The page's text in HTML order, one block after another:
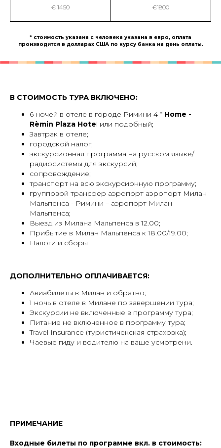
€ 1450 €1800
* стоимость указана с человека указана в евро, оплата
производится в долларах США по курсу банка на день оплаты.
В СТОИМОСТЬ ТУРА ВКЛЮЧЕНО:
6 ночей в отеле в городе Римини 4 * Home -
Rèmin Plaza Hotel или подобный;
Завтрак в отеле;
городской налог;
экскурсионная программа на русском языке/
радиосистемы для экскурсий;
сопровождение;
транспорт на всю экскурсионную программу;
групповой трансфер аэропорт аэропорт Милан
Мальпенса - Римини – аэропорт Милан
Мальпенса;
Выезд из Милана Мальпенса в 12.00;
Прибытие в Милан Мальпенса к 18.00/19.00;
Налоги и сборы
ДОПОЛНИТЕЛЬНО ОПЛАЧИВАЕТСЯ:
Авиабилеты в Милан и обратно;
1 ночь в отеле в Милане по завершении тура;
Экскурсии не включенные в программу тура;
Питание не включенное в программу тура;
Travel Insurance (туристичекская страховка);
Чаевые гиду и водителю на ваше усмотрени.
ПРИМЕЧАНИЕ
Входные билеты по программе вкл. в стоимость: